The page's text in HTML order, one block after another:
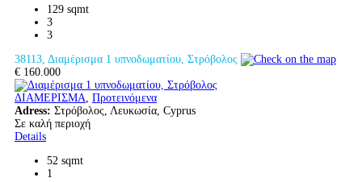
129 sqmt
3
3
38113, Διαμέρισμα 1 υπνοδωματίου, Στρόβολος
€ 160.000
ΔΙΑΜΕΡΙΣΜΑ, Προτεινόμενα
Adress: Στρόβολος, Λευκωσία, Cyprus
Σε καλή περιοχή
Details
52 sqmt
1